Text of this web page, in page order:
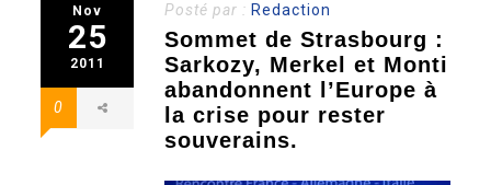
Nov
25
2011
0
Posté par : Redaction
Sommet de Strasbourg :
Sarkozy, Merkel et Monti
abandonnent l’Europe à
la crise pour rester
souverains.